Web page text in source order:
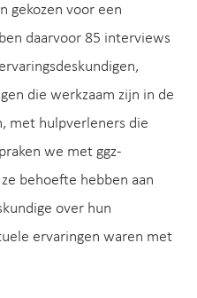
gekozen voor een
daarvoor 85 interviews
die werkzaam zijn in de
met hulpverleners die
we met ggz-
behoefte hebben aan
over hun
ervaringen waren met